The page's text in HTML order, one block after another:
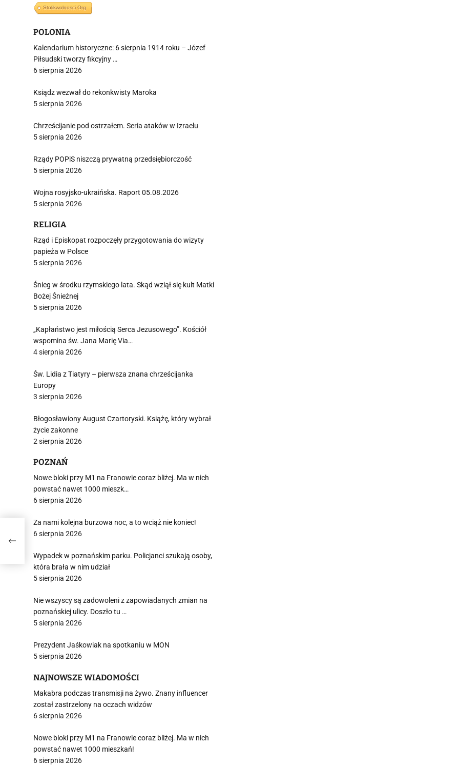
Stolikwolnosci.org
POLONIA
Kalendarium historyczne: 6 sierpnia 1914 roku – Józef
Piłsudski tworzy fikcyjny …
6 sierpnia 2026
Ksiądz wezwał do rekonkwisty Maroka
5 sierpnia 2026
Chrześcijanie pod ostrzałem. Seria ataków w Izraelu
5 sierpnia 2026
Rządy POPiS niszczą prywatną przedsiębiorczość
5 sierpnia 2026
Wojna rosyjsko-ukraińska. Raport 05.08.2026
5 sierpnia 2026
RELIGIA
Rząd i Episkopat rozpoczęły przygotowania do wizyty
papieża w Polsce
5 sierpnia 2026
Śnieg w środku rzymskiego lata. Skąd wziął się kult Matki
Bożej Śnieżnej
5 sierpnia 2026
„Kapłaństwo jest miłością Serca Jezusowego”. Kościół
wspomina św. Jana Marię Via…
4 sierpnia 2026
Św. Lidia z Tiatyry – pierwsza znana chrześcijanka
Europy
3 sierpnia 2026
Błogosławiony August Czartoryski. Książę, który wybrał
życie zakonne
2 sierpnia 2026
POZNAŃ
Nowe bloki przy M1 na Franowie coraz bliżej. Ma w nich
powstać nawet 1000 mieszk…
6 sierpnia 2026
Za nami kolejna burzowa noc, a to wciąż nie koniec!
6 sierpnia 2026
Wypadek w poznańskim parku. Policjanci szukają osoby,
która brała w nim udział
5 sierpnia 2026
Nie wszyscy są zadowoleni z zapowiadanych zmian na
poznańskiej ulicy. Doszło tu …
5 sierpnia 2026
Prezydent Jaśkowiak na spotkaniu w MON
5 sierpnia 2026
NAJNOWSZE WIADOMOŚCI
Makabra podczas transmisji na żywo. Znany influencer
został zastrzelony na oczach widzów
6 sierpnia 2026
Nowe bloki przy M1 na Franowie coraz bliżej. Ma w nich
powstać nawet 1000 mieszkań!
6 sierpnia 2026